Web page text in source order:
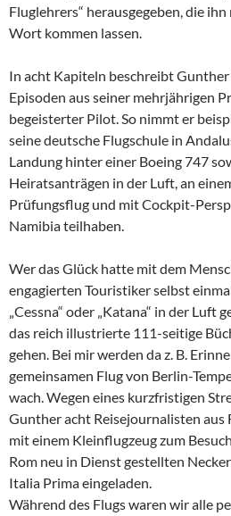
Fluglehrers“ herausgegeben, die
Wort kommen lassen.
In acht Kapiteln beschreibt
Episoden aus seiner mehrjährigen
begeisterter Pilot. So nimmt er
seine deutsche Flugschule in
Landung hinter einer Boeing 747
Heiratsanträgen in der Luft, an
Prüfungsflug und mit Cockpit-
Namibia teilhaben.
Wer das Glück hatte mit dem
engagierten Touristiker selbst
„Cessna“ oder „Katana“ in der Luft
das reich illustrierte 111-seitige
gehen. Bei mir werden da z. B.
gemeinsamen Flug von Berlin-
wach. Wegen eines kurzfristigen
Gunther acht Reisejournalisten
mit einem Kleinflugzeug zum
Rom neu in Dienst gestellten
Italia Prima eingeladen.
Während des Flugs waren wir alle